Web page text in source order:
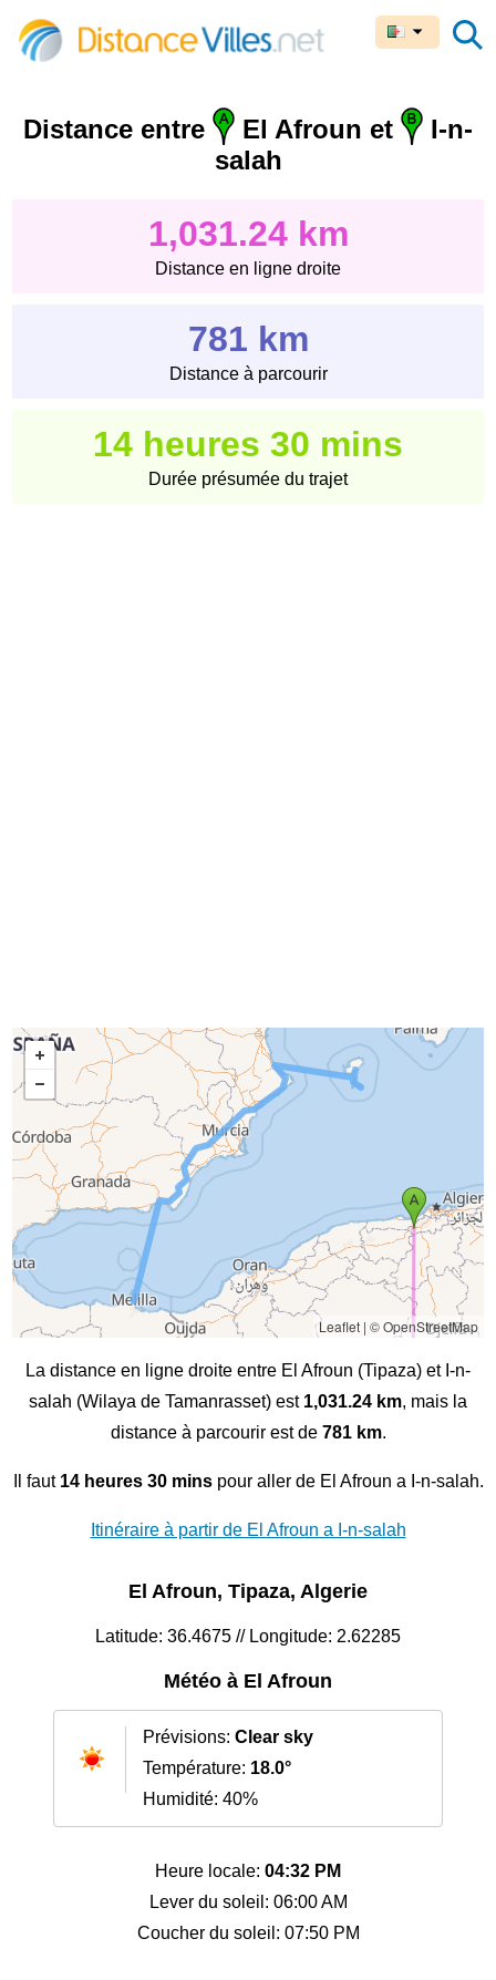
Distance entre El Afroun et
I-n-
salah
1,031.24 km
Distance en ligne droite
781 km
Distance à parcourir
14 heures 30 mins
Durée présumée du trajet
Leaflet| © OpenStreetMap
La distance en ligne droite entre El Afroun (Tipaza) et I-n-
salah (Wilaya de Tamanrasset) est 1,031.24 km, mais la
distance à parcourir est de 781 km.
Il faut 14 heures 30 minspour aller de El Afroun a I-n-salah.
Itinéraire à partir de El Afroun a I-n-salah
El Afroun, Tipaza, Algerie
Latitude: 36.4675 // Longitude: 2.62285
Météo à El Afroun
Prévisions: Clear sky
Température: 18.0°
Humidité: 40%
Heure locale: 04:32 PM
Lever du soleil: 06:00 AM
Coucher du soleil: 07:50 PM